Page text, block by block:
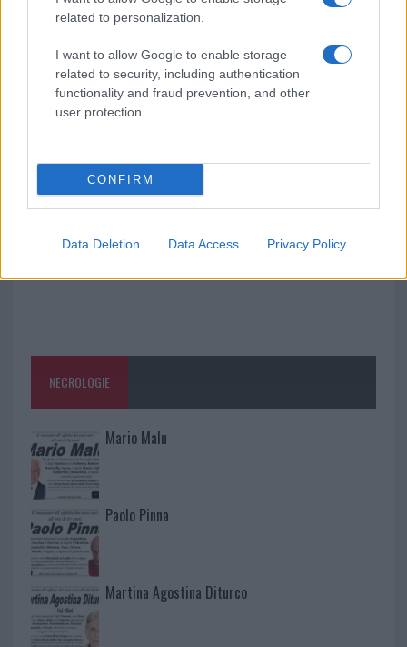
related to personalization.
I want to allow Google to enable storage
related to security, including authentication
functionality and fraud prevention, and other
user protection.
CONFIRM
Data Deletion Data Access Privacy Policy
Le previsioni meteo per il weekend a Olbia e in
Gallura
NECROLOGIE
Mario Malu
Paolo Pinna
Martina Agostina Diturco